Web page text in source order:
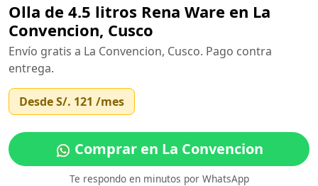
Olla de 4.5 litros Rena Ware en La
Convencion, Cusco
Envío gratis a La Convencion, Cusco. Pago contra
entrega.
DesdeS/. 121 /mes
Comprar en La Convencion
Te respondo en minutos por WhatsApp